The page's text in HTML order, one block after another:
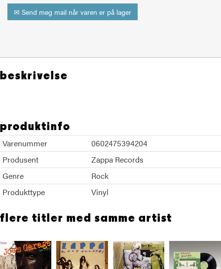
✉ Send meg mail når varen er på lager
beskrivelse
produktinfo
Varenummer
0602475394204
Produsent
Zappa Records
Genre
Rock
Produkttype
Vinyl
flere titler med samme artist